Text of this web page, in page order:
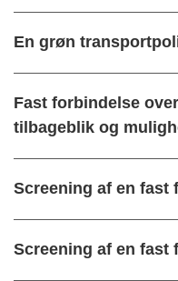
En grøn
Fast forbindelse
tilbageblik og
Screening af en fast
Screening af en fast